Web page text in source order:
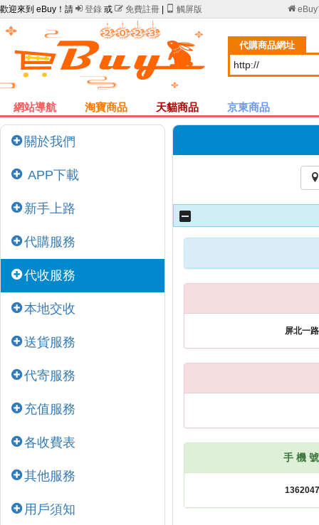
歡迎來到 eBuy！請  登錄 或  免費註冊 觸屏版 eBuy
代購商品網址
網站導航 淘寶商品 天貓商品 京東商品
關於我們
APP下載
新手上路
代購服務
代收服務
本地交收
送貨服務
代寄服務
充值服務
各收費表
其他服務
用戶須知

手 機